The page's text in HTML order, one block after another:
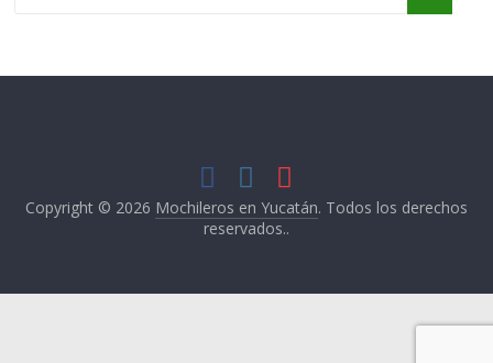
Copyright © 2026 Mochileros en Yucatán. Todos los derechos
reservados..